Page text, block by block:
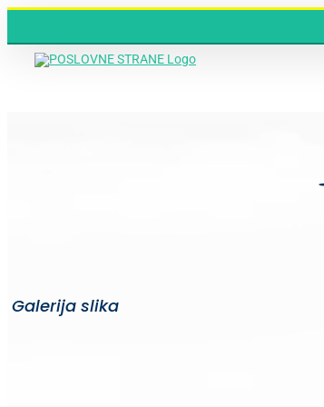
content
Galerija slika